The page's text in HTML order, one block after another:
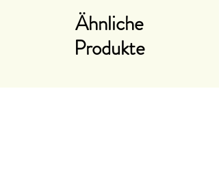
Ähnliche
Produkte